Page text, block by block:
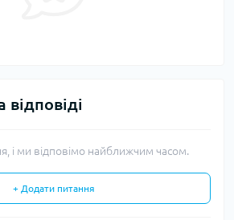
відповіді
і ми відповімо найближчим часом.
+ Додати питання